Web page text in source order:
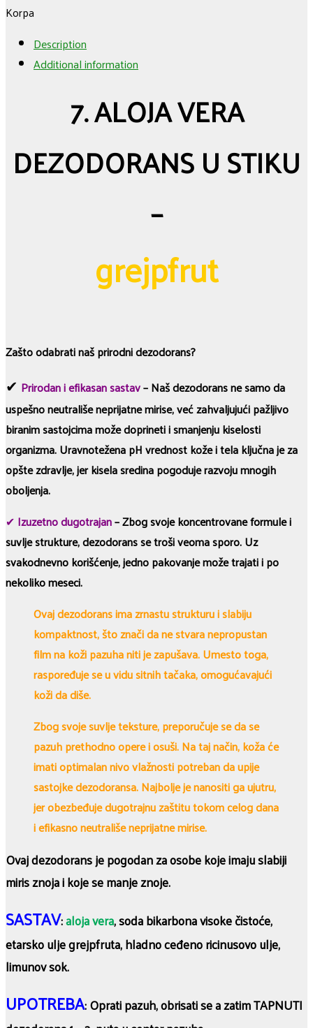
Korpa
Description
Additional information
7. ALOJA VERA
DEZODORANS U STIKU
–
grejpfrut
Zašto odabrati naš prirodni dezodorans?
✔ Prirodan i efikasan sastav– Naš dezodorans ne samo da
uspešno neutrališe neprijatne mirise, već zahvaljujući pažljivo
biranim sastojcima može doprineti i smanjenju kiselosti
organizma. Uravnotežena pH vrednost kože i tela ključna je za
opšte zdravlje, jer kisela sredina pogoduje razvoju mnogih
oboljenja.
✔ Izuzetno dugotrajan– Zbog svoje koncentrovane formule i
suvlje strukture, dezodorans se troši veoma sporo. Uz
svakodnevno korišćenje, jedno pakovanje može trajati i po
nekoliko meseci.
Ovaj dezodorans ima zrnastu strukturu i slabiju
kompaktnost, što znači da ne stvara nepropustan
film na koži pazuha niti je zapušava. Umesto toga,
raspoređuje se u vidu sitnih tačaka, omogućavajući
koži da diše.
Zbog svoje suvlje teksture, preporučuje se da se
pazuh prethodno opere i osuši. Na taj način, koža će
imati optimalan nivo vlažnosti potreban da upije
sastojke dezodoransa. Najbolje je nanositi ga ujutru,
jer obezbeđuje dugotrajnu zaštitu tokom celog dana
i efikasno neutrališe neprijatne mirise.
Ovaj dezodorans je pogodan za osobe koje imaju slabiji
miris znoja i koje se manje znoje.
SASTAV:aloja vera, soda bikarbona visoke čistoće,
etarsko ulje grejpfruta, hladno ceđeno ricinusovo ulje,
limunov sok.
UPOTREBA: Oprati pazuh, obrisati se a zatim TAPNUTI